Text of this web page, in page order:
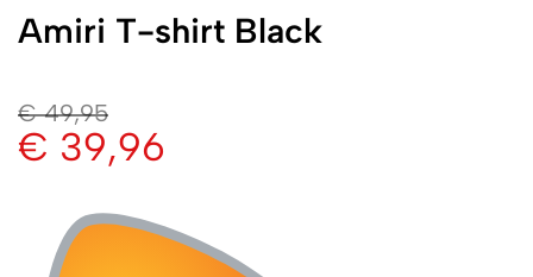
Amiri T-shirt Black
€49,95
€ 39,96